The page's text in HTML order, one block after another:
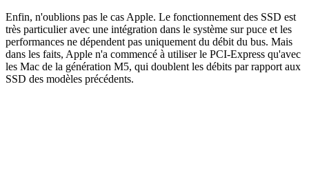
Enfin, n'oublions pas le cas Apple. Le fonctionnement des SSD est
très particulier avec une intégration dans le système sur puce et les
performances ne dépendent pas uniquement du débit du bus. Mais
dans les faits, Apple n'a commencé à utiliser le PCI-Express qu'avec
les Mac de la génération M5, qui doublent les débits par rapport aux
SSD des modèles précédents.